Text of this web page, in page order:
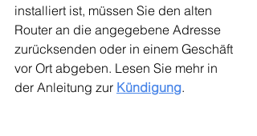
installiert ist, müssen Sie den alten
Router an die angegebene Adresse
zurücksenden oder in einem Geschäft
vor Ort abgeben. Lesen Sie mehr in
der Anleitung zur Kündigung.